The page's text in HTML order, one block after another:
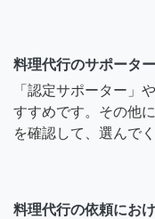
料理代行のサポータ
「認定サポーター」
すすめです。その他
を確認して、選んでく
料理代行の依頼にお